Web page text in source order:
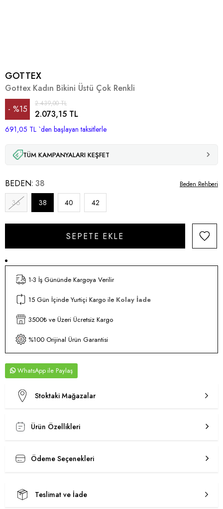
GOTTEX
Gottex Kadın Bikini Üstü Çok Renkli
%15
İndirim
2.439,00 TL
2.073,15 TL
691,05 TL `den başlayan taksitlerle
TÜM KAMPANYALARI KEŞFET
BEDEN 38
36 38 40 42
Beden Rehberi
1-3 İş Gününde Kargoya Verilir
15 Gün İçinde Yurtiçi Kargo ile Kolay İade
3500₺ ve Üzeri Ücretsiz Kargo
%100 Orijinal Ürün Garantisi
WhatsApp
Stoktaki Mağazalar
Ürün Özellikleri
Ödeme Seçenekleri
Teslimat ve İade